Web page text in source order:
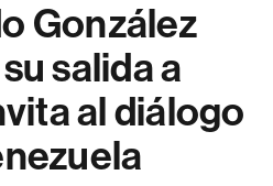
González
salida a
al diálogo